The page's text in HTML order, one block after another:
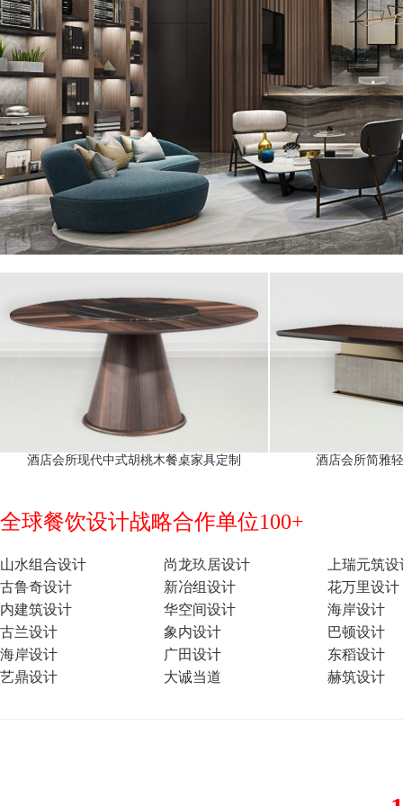
酒店会所现代中式胡桃木餐桌家具定制 酒店会所简雅
全球餐饮设计战略合作单位100+
山水组合设计 尚龙玖居设计
上瑞元筑
古鲁奇设计
新冶组设计
花万里设计
内建筑设计
华空间设计
海岸设计
古兰设计
象内设计
巴顿设计
海岸设计
广田设计
东稻设计
艺鼎设计
大诚当道 赫筑设计